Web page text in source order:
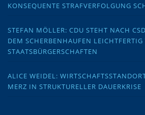
KONSEQUENTE STRAFVERFOLGUNG
STEFAN MÖLLER: CDU STEHT NACH
DEM SCHERBENHAUFEN LEICHTFERTIG
STAATSBÜRGERSCHAFTEN
ALICE WEIDEL:
MERZ IN STRUKTURELLER DAUERKRISE